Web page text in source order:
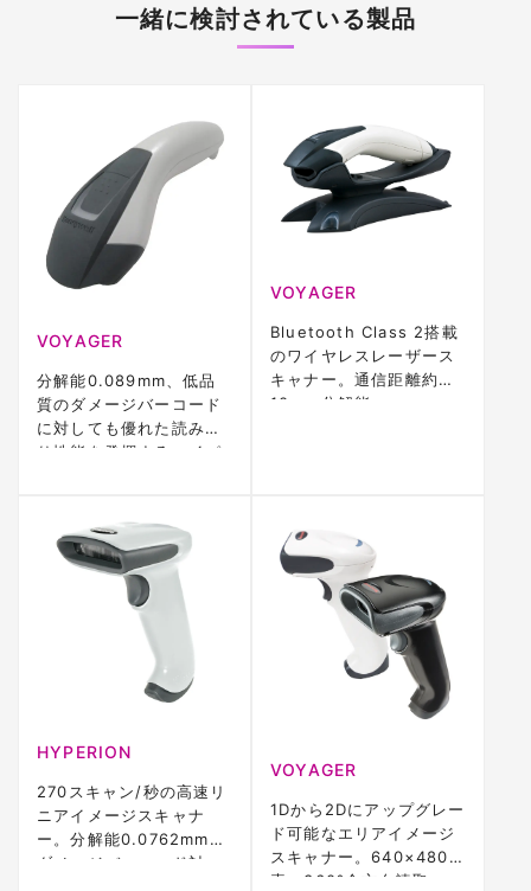
一緒に検討されている製品
VOYAGER
分解能0.089mm、低品
質のダメージバーコード
に対しても優れた読み取
り性能を発揮するハイパ
VOYAGER
Bluetooth Class 2搭載
のワイヤレスレーザース
キャナー。通信距離約
10m、分解能
HYPERION
270スキャン/秒の高速リ
ニアイメージスキャナ
ー。分解能0.0762mm、
ダメージバーコード対
VOYAGER
1Dから2Dにアップグレー
ド可能なエリアイメージ
スキャナー。640×480画
素、360°全方向読取。